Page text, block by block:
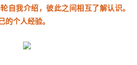
自我介绍，彼此之间相互了解认识。
的个人经验。